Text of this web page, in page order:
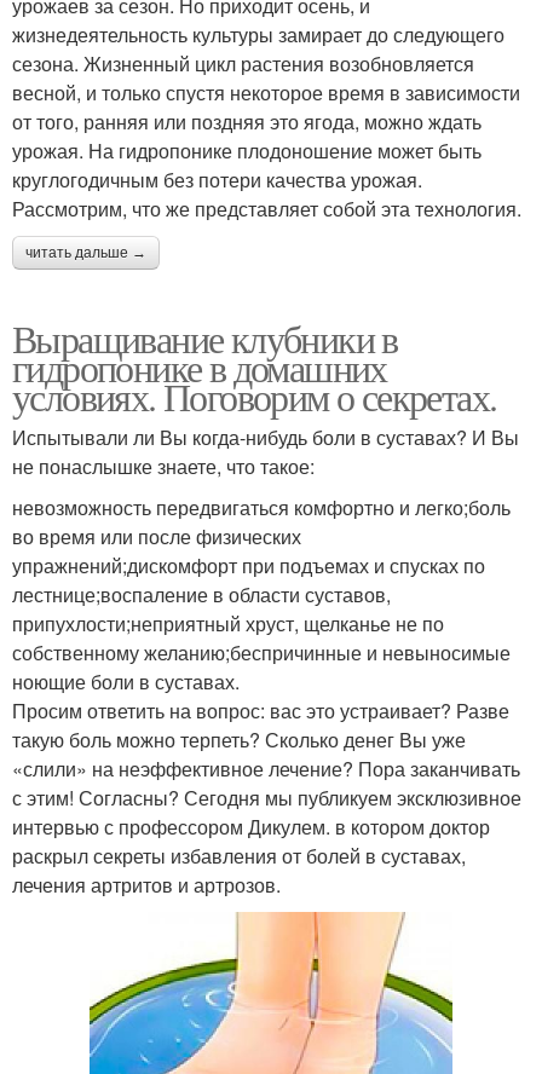
жизнедеятельность культуры замирает до следующего
сезона. Жизненный цикл растения возобновляется
весной, и только спустя некоторое время в зависимости
от того, ранняя или поздняя это ягода, можно ждать
урожая. На гидропонике плодоношение может быть
круглогодичным без потери качества урожая.
Рассмотрим, что же представляет собой эта технология.
читать дальше →
Выращивание клубники в
гидропонике в домашних
условиях. Поговорим о секретах.
Испытывали ли Вы когда-нибудь боли в суставах? И Вы
не понаслышке знаете, что такое:
невозможность передвигаться комфортно и легко;боль
во время или после физических
упражнений;дискомфорт при подъемах и спусках по
лестнице;воспаление в области суставов,
припухлости;неприятный хруст, щелканье не по
собственному желанию;беспричинные и невыносимые
ноющие боли в суставах.
Просим ответить на вопрос: вас это устраивает? Разве
такую боль можно терпеть? Сколько денег Вы уже
«слили» на неэффективное лечение? Пора заканчивать
с этим! Согласны? Сегодня мы публикуем эксклюзивное
интервью с профессором Дикулем. в котором доктор
раскрыл секреты избавления от болей в суставах,
лечения артритов и артрозов.